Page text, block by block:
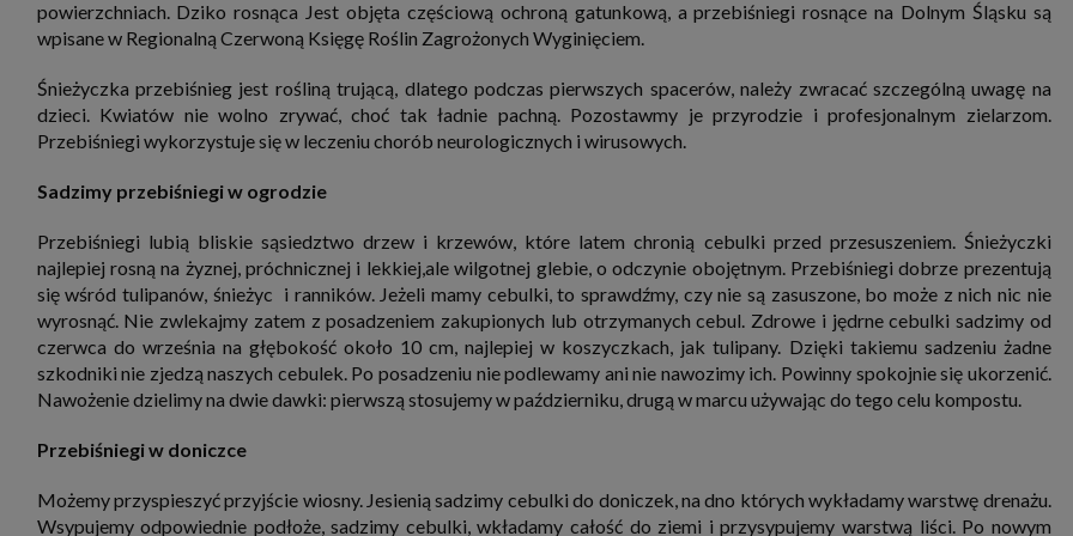
zbierania i przetwarzania danych osobowych w celu personalizowania treści i reklam oraz analizowania
stronach, aplikacjach i w Internecie. W ten sposób technologię tę wykorzystują również podmioty z
SAGIER oraz nasi Zaufani Partnerzy, którzy także chcą dopasowywać reklamy do Twoich preferencji.
tablet, smartphone itp.), które przeglądarka wysyła do serwera przy każdorazowym wejściu na stronę
urządzenia, podczas gdy odwiedzasz strony w Internecie. Szczegółową informację na temat plików
funkcjonowania znajdzieszpod tym linkiem. Pod tym linkiem znajdziesz także informację o tym jak
ustawienia przeglądarki, aby ograniczyć lub wyłączyć funkcjonowanie plików cookies itp. oraz jak
pliki z Twojego urządzenia.
1. Jeśli udzieliłeś zgody na przetwarzanie danych możesz ją w każdej chwili wycofać (cofnięcie zgody
nie uchyli zgodności z prawem przetwarzania już dokonanego na jej podstawie);
2. Masz również prawo żądania dostępu do Twoich danych osobowych, ich sprostowania,
ograniczenia przetwarzania, prawo do przeniesienia danych, wyrażenia sprzeciwu wobec przetwarzania
oraz prawo do wniesienia skargi do organu nadzorczego, którym w Polsce jest Prezes Urzędu Ochrony
Osobowych.Pod tym adresem znajdziesz dodatkowe informacje dotyczące przetwarzania danych i
uprawnień.
powierzchniach. Dziko rosnąca Jest objęta częściową ochroną gatunkową, a przebiśniegi rosnące na Dolnym Śląsku są
wpisane w Regionalną Czerwoną Księgę Roślin Zagrożonych Wyginięciem.
Śnieżyczka przebiśnieg jest rośliną trującą, dlatego podczas pierwszych spacerów, należy zwracać szczególną uwagę na
dzieci. Kwiatów nie wolno zrywać, choć tak ładnie pachną. Pozostawmy je przyrodzie i profesjonalnym zielarzom.
Przebiśniegi wykorzystuje się w leczeniu chorób neurologicznych i wirusowych.
Sadzimy przebiśniegi w ogrodzie
Przebiśniegi lubią bliskie sąsiedztwo drzew i krzewów, które latem chronią cebulki przed przesuszeniem. Śnieżyczki
najlepiej rosną na żyznej, próchnicznej i lekkiej,ale wilgotnej glebie, o odczynie obojętnym. Przebiśniegi dobrze prezentują
się wśród tulipanów, śnieżyc i ranników. Jeżeli mamy cebulki, to sprawdźmy, czy nie są zasuszone, bo może z nich nic nie
wyrosnąć. Nie zwlekajmy zatem z posadzeniem zakupionych lub otrzymanych cebul. Zdrowe i jędrne cebulki sadzimy od
czerwca do września na głębokość około 10 cm, najlepiej w koszyczkach, jak tulipany. Dzięki takiemu sadzeniu żadne
szkodniki nie zjedzą naszych cebulek. Po posadzeniu nie podlewamy ani nie nawozimy ich. Powinny spokojnie się ukorzenić.
Nawożenie dzielimy na dwie dawki: pierwszą stosujemy w październiku, drugą w marcu używając do tego celu kompostu.
Przebiśniegi w doniczce
Możemy przyspieszyć przyjście wiosny. Jesienią sadzimy cebulki do doniczek, na dno których wykładamy warstwę drenażu.
Wsypujemy odpowiednie podłoże, sadzimy cebulki, wkładamy całość do ziemi i przysypujemy warstwą liści. Po nowym